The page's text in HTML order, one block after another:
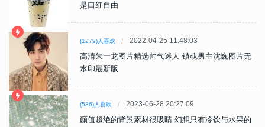
是口红自由
(1279)人喜欢 2022-04-25 11:48:03
高清朱一龙图片精选帅气迷人 镇魂男主沈巍图片无
水印最新版
(536)人喜欢 2023-06-28 20:27:09
颜值超绝的背景素材很吸睛 幻想只有冷饮与水果的